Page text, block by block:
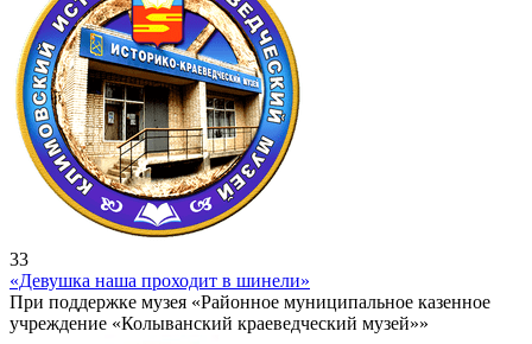
33
«Девушка наша проходит в шинели»
При поддержке музея «Районное муниципальное казенное
учреждение «Колыванский краеведческий музей»»